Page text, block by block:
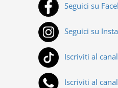
Seguici su
Seguici su
Iscriviti al
Iscriviti al